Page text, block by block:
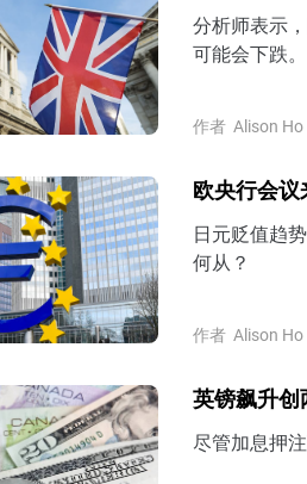
分析师表示
可能会下跌。
作者 Alison Ho
欧央行会议
日元贬值趋
何从？
作者 Alison Ho
英镑飙升创
尽管加息押